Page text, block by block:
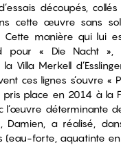
découpés,
cette œuvre sans
Cette manière qui lui
pour « Die Nacht »,
Villa Merkell
ces lignes s’ouvre «
place en 2014 à la
déterminante
a réalisé,
(eau-forte, aquatinte